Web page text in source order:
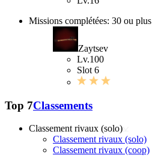
Missions complétées: 30 ou plus
Zaytsev
Lv.100
Slot 6
Top 7Classements
Classement rivaux (solo)
Classement rivaux (solo)
Classement rivaux (coop)